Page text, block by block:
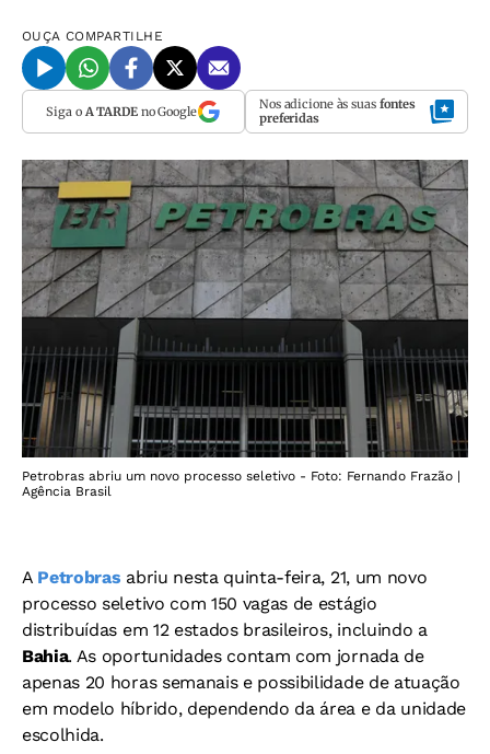
OUÇA COMPARTILHE
Siga o A TARDEno Google Nos adicione às suas fontes
preferidas
Petrobras abriu um novo processo seletivo - Foto: Fernando Frazão |
Agência Brasil
A Petrobras abriu nesta quinta-feira, 21, um novo
processo seletivo com 150 vagas de estágio
distribuídas em 12 estados brasileiros, incluindo a
Bahia. As oportunidades contam com jornada de
apenas 20 horas semanais e possibilidade de atuação
em modelo híbrido, dependendo da área e da unidade
escolhida.